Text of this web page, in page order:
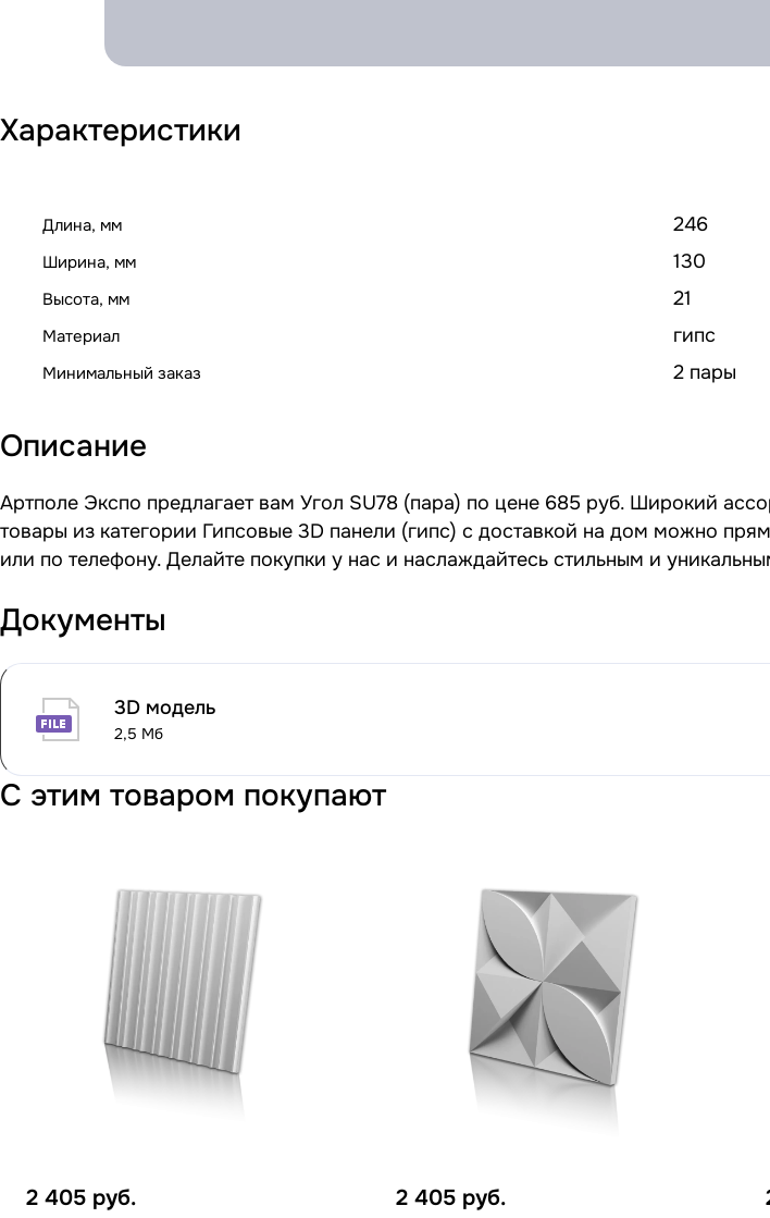
Характеристики
Длина, мм 246
Ширина, мм 130
Высота, мм 21
Материал гипс
Минимальный заказ 2 пары
Описание
Артполе Экспо предлагает вам Угол SU78 (пара) по цене 685 руб. Широкий
товары из категории Гипсовые 3D панели (гипс) с доставкой на дом можно
или по телефону. Делайте покупки у нас и наслаждайтесь стильным и
Документы
3D модель
2,5 Мб
С этим товаром покупают
2 405 руб. 2 405 руб.